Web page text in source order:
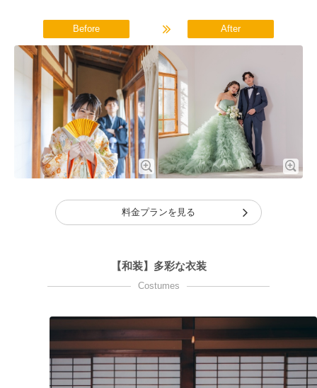
Before After
料金プランを見る
【和装】多彩な衣装
Costumes